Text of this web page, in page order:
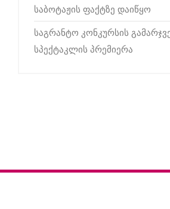
საბოტაჟის ფაქტზე დაიწყო
საგრანტო კონკურსის
სპექტაკლის პრემიერა